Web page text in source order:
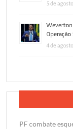
5 de
4 de
PF combate